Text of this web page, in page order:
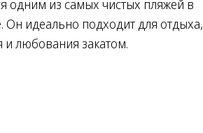
одним из самых чистых пляжей в
Он идеально подходит для отдыха,
и любования закатом.